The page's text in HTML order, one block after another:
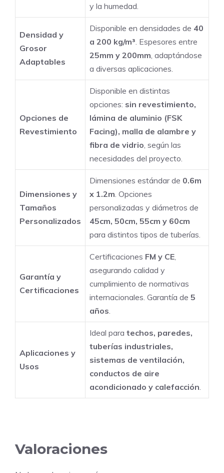
y la humedad.
Densidad y
Grosor
Adaptables
Disponible en densidades de 40
a 200 kg/m³ . Espesores entre
25mm y 200mm , adaptándose
a diversas aplicaciones.
Opciones de
Revestimiento
Disponible en distintas
opciones: sin revestimiento,
lámina de aluminio (FSK
Facing), malla de alambre y
fibra de vidrio , según las
necesidades del proyecto.
Dimensiones y
Tamaños
Personalizados
Dimensiones estándar de 0.6m
x 1.2m . Opciones
personalizadas y diámetros de
45cm, 50cm, 55cm y 60cm
para distintos tipos de tuberías.
Garantía y
Certificaciones
Certificaciones FM y CE
asegurando calidad y
cumplimiento de normativas
internacionales. Garantía de 5
años
Aplicaciones y
Usos
Ideal para techos, paredes,
tuberías industriales,
sistemas de ventilación,
conductos de aire
acondicionado y calefacción
Valoraciones